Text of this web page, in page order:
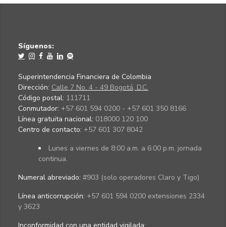
Síguenos:
Superintendencia Financiera de Colombia
Dirección: Calle 7 No. 4 - 49 Bogotá, D.C.
Código postal: 111711
Conmutador: +57 601 594 0200 - +57 601 350 8166
Línea gratuita nacional: 018000 120 100
Centro de contacto: +57 601 307 8042
Lunes a viernes de 8:00 a.m. a 6:00 p.m. jornada
continua.
Numeral abreviado: #903 (solo operadores Claro y Tigo)
Línea anticorrupción: +57 601 594 0200 extensiones 2334
y 3623